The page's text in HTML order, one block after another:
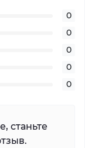
0
0
0
0
0
станьте